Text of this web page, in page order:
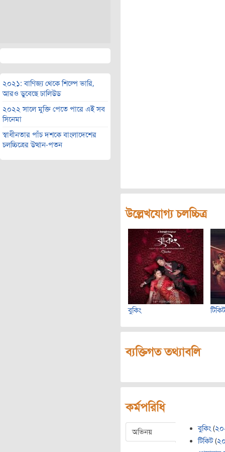
২০২১: বাণিজ্য থেকে শিল্পে ভারি,
আরও ডুবেছে ঢালিউড
২০২২ সালে মুক্তি পেতে পারে এই সব
সিনেমা
স্বাধীনতার পাঁচ দশকে বাংলাদেশের
চলচ্চিত্রের উত্থান-পতন
উল্লেখযোগ্য চলচ্চিত্র
বুকিং টিকিট
ব্যক্তিগত তথ্যাবলি
কর্মপরিধি
অভিনয় বুকিং (
টিকিট(